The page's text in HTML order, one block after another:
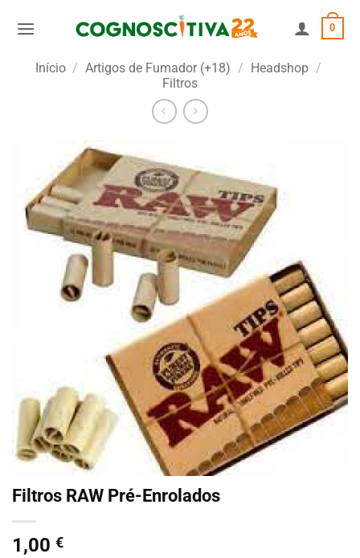
0
Início / Artigos de Fumador (+18) / Headshop /
Filtros
Filtros RAW Pré-Enrolados
1,00 €